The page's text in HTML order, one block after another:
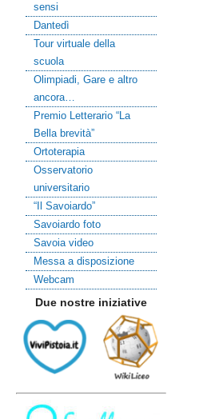
sensi
Dantedì
Tour virtuale della
scuola
Olimpiadi, Gare e altro
ancora…
Premio Letterario “La
Bella brevità”
Ortoterapia
Osservatorio
universitario
“Il Savoiardo”
Savoiardo foto
Savoia video
Messa a disposizione
Webcam
Due nostre iniziative